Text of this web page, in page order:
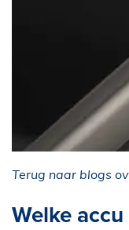
[php snippet=16]
E-
Terug naar blogs
Welke